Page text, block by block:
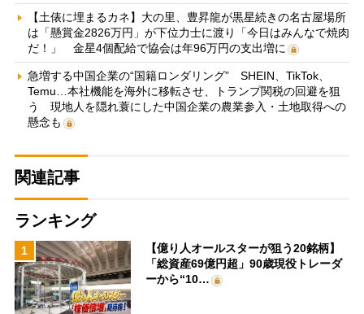
【土俵に埋まるカネ】大の里、豊昇龍が黒星続きの名古屋場所
は「懸賞金2826万円」が下位力士に渡り「今日はみんなで焼肉
だ！」 金星4個配給で協会は年96万円の支出増に
急増する中国企業の“国籍ロンダリング” SHEIN、TikTok、
Temu…本社機能を海外に移転させ、トランプ関税の回避を狙
う 現地人を隠れ蓑にした中国企業の農業参入・土地取得への
懸念も
関連記事
ランキング
1
【億り人オールスターが狙う20銘柄】
「総資産69億円超」90歳現役トレーダ
ーから“10…